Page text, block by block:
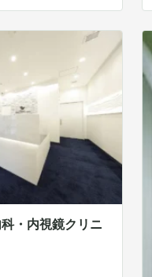
・内視鏡クリニ